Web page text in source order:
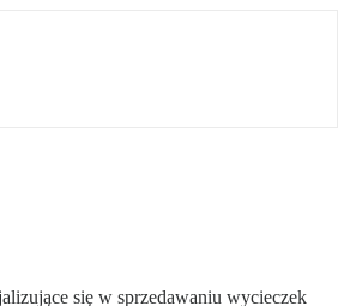
się w sprzedawaniu wycieczek